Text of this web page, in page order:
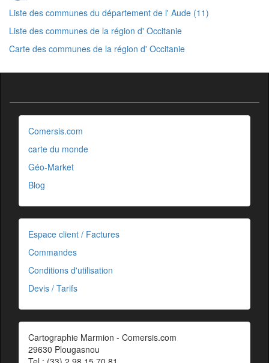
Liste des communes du département de l' Aude (11)
Liste des communes de la région d' Occitanie
Carte des communes de la région d' Occitanie
Comersis.com
carte du monde
Géo-Market
Blog
Espace client / Factures
Commandes
Conditions d'utilisation
Devis / Tarifs
Cartographie Marmion - Comersis.com
29630 Plougasnou